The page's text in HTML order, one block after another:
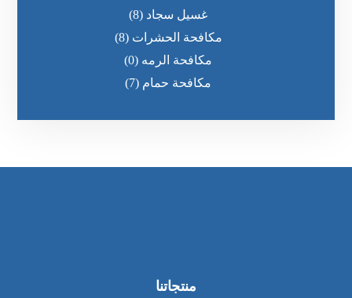
غسيل سجاد (8)
مكافحة الحشرات (8)
مكافحة الرمه (0)
مكافحة حمام (7)
منتجاتنا